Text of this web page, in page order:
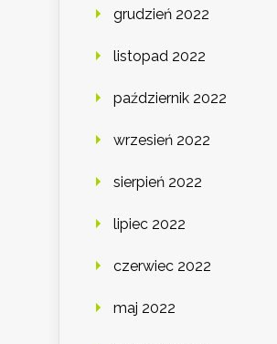
grudzień 2022
listopad 2022
październik 2022
wrzesień 2022
sierpień 2022
lipiec 2022
czerwiec 2022
maj 2022